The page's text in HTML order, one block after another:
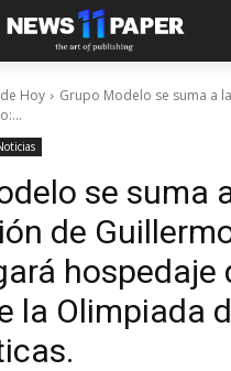
Hoy
Grupo Modelo se suma a
se suma
de
hospedaje
la Olimpiada